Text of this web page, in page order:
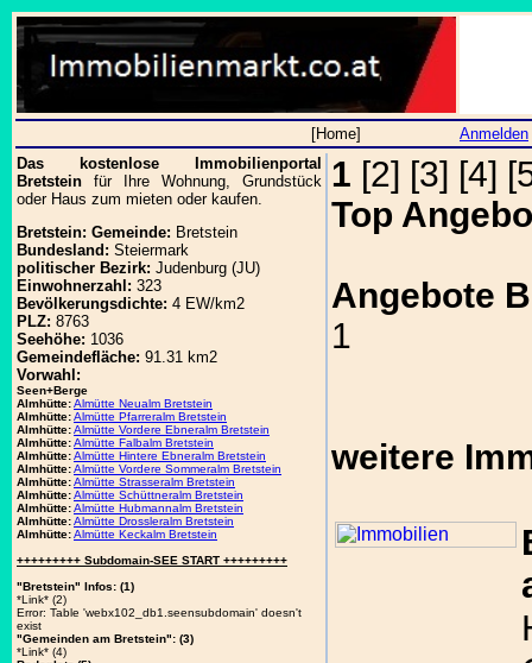
[Home] Anmelden
Das kostenlose Immobilienportal
Bretstein für Ihre Wohnung, Grundstück
oder Haus zum mieten oder kaufen.
Bretstein: Gemeinde: Bretstein
Bundesland: Steiermark
politischer Bezirk: Judenburg (JU)
Einwohnerzahl: 323
Bevölkerungsdichte: 4 EW/km2
PLZ: 8763
Seehöhe: 1036
Gemeindefläche: 91.31 km2
Vorwahl:
Seen+Berge
Almhütte:Almütte Neualm Bretstein
Almhütte:Almütte Pfarreralm Bretstein
Almhütte:Almütte Vordere Ebneralm Bretstein
Almhütte:Almütte Falbalm Bretstein
Almhütte:Almütte Hintere Ebneralm Bretstein
Almhütte:Almütte Vordere Sommeralm Bretstein
Almhütte:Almütte Strasseralm Bretstein
Almhütte:Almütte Schüttneralm Bretstein
Almhütte:Almütte Hubmannalm Bretstein
Almhütte:Almütte Drossleralm Bretstein
Almhütte:Almütte Keckalm Bretstein
+++++++++ Subdomain-SEE START +++++++++
"Bretstein" Infos: (1)
*Link* (2)
Error: Table 'webx102_db1.seensubdomain' doesn't
exist
"Gemeinden am Bretstein": (3)
*Link* (4)
1 [2] [3] [4]
Top
Angebote
1
weitere